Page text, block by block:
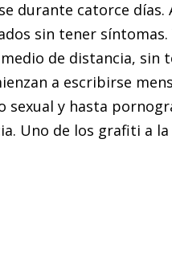
durante catorce
sin tener síntomas.
de distancia, sin
a escribirse
y hasta
Uno de los grafiti a